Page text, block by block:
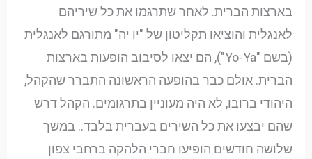
בארצות הברית. לאחר שתרגמו את כל שיריהם
לאנגלית והוציאו תקליטון של "יו יה" מתורגם לאנגלית
(בשם "Yo-Ya"), הם יצאו לסיבוב הופעות בארצות
הברית. אולם כבר בהופעה הראשונה התברר שהקהל,
היהודי ברובו, לא היה מעוניין בתרגומים. הקהל דרש
שהם יבצעו את כל השירים בעברית בלבד.. במשך
שלושה חודשים הופיעו חברי הלהקה ברחבי צפון